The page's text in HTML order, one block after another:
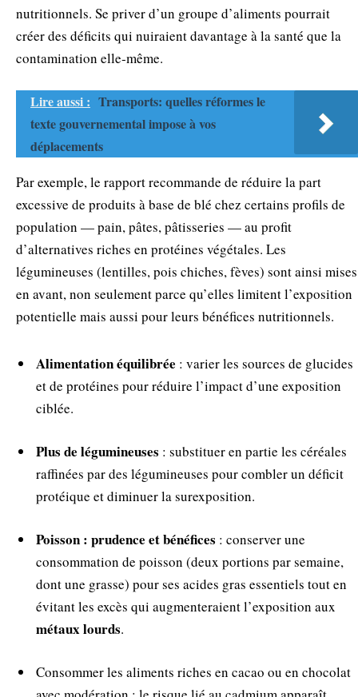
nutritionnels. Se priver d’un groupe d’aliments pourrait
créer des déficits qui nuiraient davantage à la santé que la
contamination elle‑même.
Lire aussi : Transports: quelles réformes le
texte gouvernemental impose à vos
déplacements
Par exemple, le rapport recommande de réduire la part
excessive de produits à base de blé chez certains profils de
population — pain, pâtes, pâtisseries — au profit
d’alternatives riches en protéines végétales. Les
légumineuses (lentilles, pois chiches, fèves) sont ainsi mises
en avant, non seulement parce qu’elles limitent l’exposition
potentielle mais aussi pour leurs bénéfices nutritionnels.
Alimentation équilibrée : varier les sources de glucides
et de protéines pour réduire l’impact d’une exposition
ciblée.
Plus de légumineuses : substituer en partie les céréales
raffinées par des légumineuses pour combler un déficit
protéique et diminuer la surexposition.
Poisson : prudence et bénéfices : conserver une
consommation de poisson (deux portions par semaine,
dont une grasse) pour ses acides gras essentiels tout en
évitant les excès qui augmenteraient l’exposition aux
métaux lourds.
Consommer les aliments riches en cacao ou en chocolat